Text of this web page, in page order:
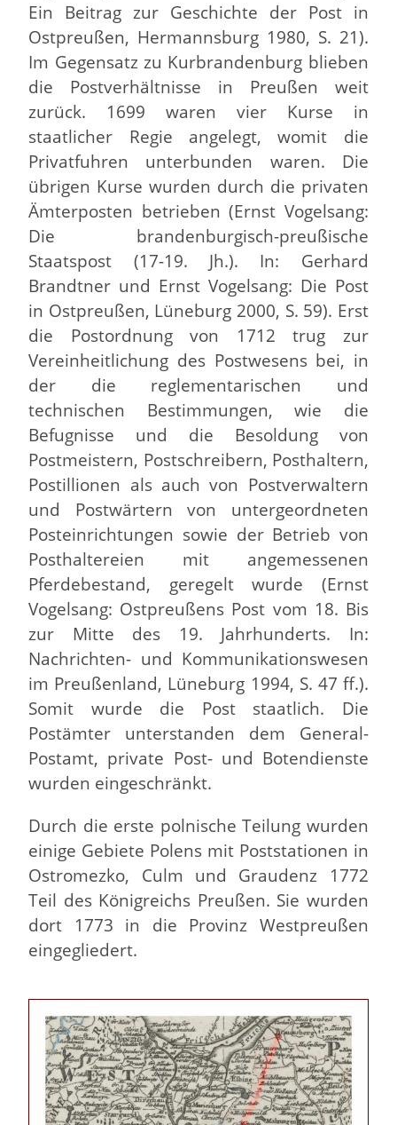
Ein Beitrag zur Geschichte der Post in
Ostpreußen, Hermannsburg 1980, S. 21).
Im Gegensatz zu Kurbrandenburg blieben
die Postverhältnisse in Preußen weit
zurück. 1699 waren vier Kurse in
staatlicher Regie angelegt, womit die
Privatfuhren unterbunden waren. Die
übrigen Kurse wurden durch die privaten
Ämterposten betrieben (Ernst Vogelsang:
Die brandenburgisch-preußische
Staatspost (17-19. Jh.). In: Gerhard
Brandtner und Ernst Vogelsang: Die Post
in Ostpreußen, Lüneburg 2000, S. 59). Erst
die Postordnung von 1712 trug zur
Vereinheitlichung des Postwesens bei, in
der die reglementarischen und
technischen Bestimmungen, wie die
Befugnisse und die Besoldung von
Postmeistern, Postschreibern, Posthaltern,
Postillionen als auch von Postverwaltern
und Postwärtern von untergeordneten
Posteinrichtungen sowie der Betrieb von
Posthaltereien mit angemessenen
Pferdebestand, geregelt wurde (Ernst
Vogelsang: Ostpreußens Post vom 18. Bis
zur Mitte des 19. Jahrhunderts. In:
Nachrichten- und Kommunikationswesen
im Preußenland, Lüneburg 1994, S. 47 ff.).
Somit wurde die Post staatlich. Die
Postämter unterstanden dem General-
Postamt, private Post- und Botendienste
wurden eingeschränkt.
Durch die erste polnische Teilung wurden
einige Gebiete Polens mit Poststationen in
Ostromezko, Culm und Graudenz 1772
Teil des Königreichs Preußen. Sie wurden
dort 1773 in die Provinz Westpreußen
eingegliedert.